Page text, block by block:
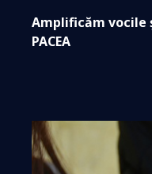
Amplificăm vocile
PACEA